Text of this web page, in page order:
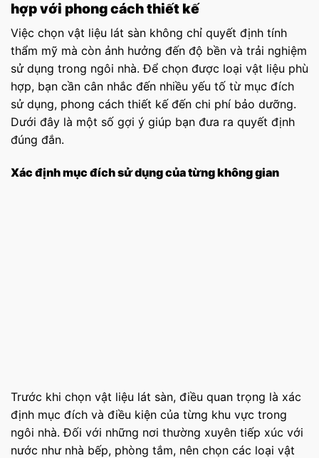
hợp với phong cách thiết kế
Việc chọn vật liệu lát sàn không chỉ quyết định tính
thẩm mỹ mà còn ảnh hưởng đến độ bền và trải nghiệm
sử dụng trong ngôi nhà. Để chọn được loại vật liệu phù
hợp, bạn cần cân nhắc đến nhiều yếu tố từ mục đích
sử dụng, phong cách thiết kế đến chi phí bảo dưỡng.
Dưới đây là một số gợi ý giúp bạn đưa ra quyết định
đúng đắn.
Xác định mục đích sử dụng của từng không gian
Trước khi chọn vật liệu lát sàn, điều quan trọng là xác
định mục đích và điều kiện của từng khu vực trong
ngôi nhà. Đối với những nơi thường xuyên tiếp xúc với
nước như nhà bếp, phòng tắm, nên chọn các loại vật